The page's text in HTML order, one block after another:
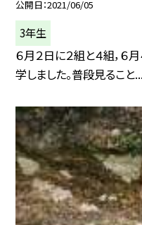
公開日 2021/06/05
3年生
６月２日に２組と４組，６
学しました。普段見ること...